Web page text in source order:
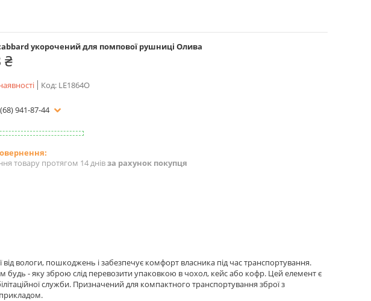
укорочений для помпової рушниці Олива
₴
Код: LE1864O
941-87-44
товару протягом 14 днівза рахунок покупця
від вологи, пошкоджень і забезпечує комфорт власника під час транспортування.
будь - яку зброю слід перевозити упаковкою в чохол, кейс або кофр. Цей елемент є
служби. Призначений для компактного транспортування зброї з